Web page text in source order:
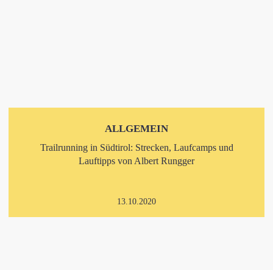
ALLGEMEIN
Trailrunning in Südtirol: Strecken, Laufcamps und
Lauftipps von Albert Rungger
13.10.2020